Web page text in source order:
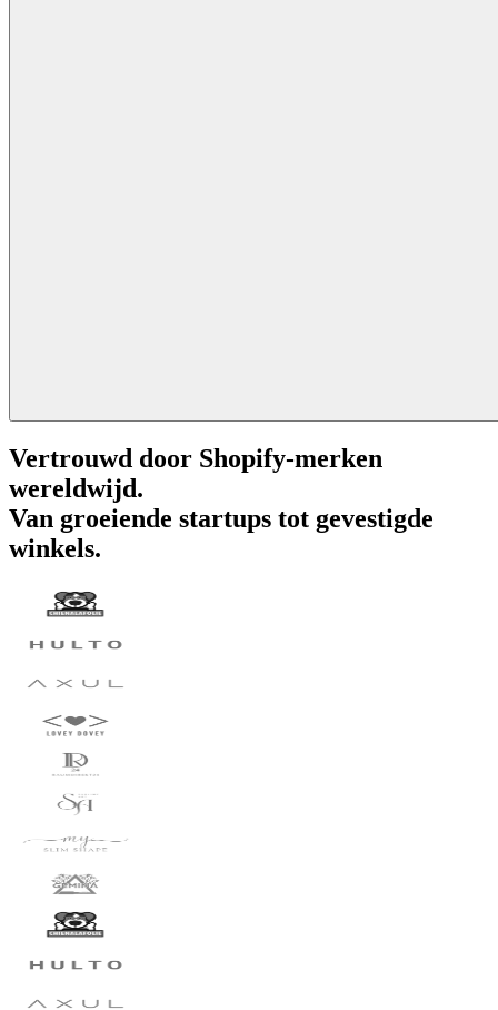
Vertrouwd door Shopify-merken
wereldwijd.
Van groeiende startups tot gevestigde
winkels.